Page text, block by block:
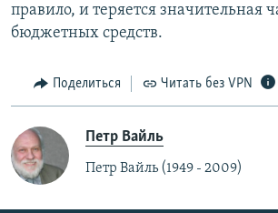
правило, и теряется значительная
бюджетных средств.
Поделиться Читать без VPN
Петр Вайль
Петр Вайль (1949 - 2009)